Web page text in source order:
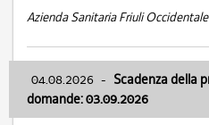
Azienda Sanitaria Friuli
04.08.2026 - Scadenza della
domande: 03.09.2026